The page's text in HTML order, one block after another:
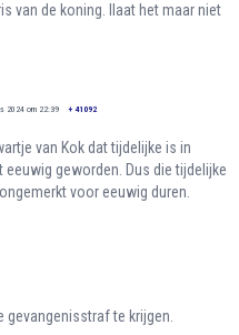
van de koning. llaat het maar niet
2024 om 22:39 + 41092
van Kok dat tijdelijke is in
eeuwig geworden. Dus die tijdelijke
voor eeuwig duren.
gevangenisstraf te krijgen.